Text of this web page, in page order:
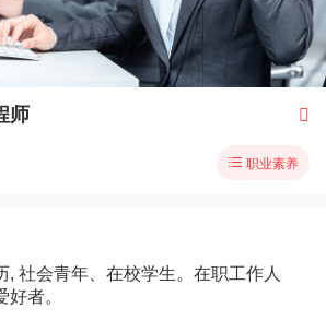
师 
 职业素养
, 社会青年、在校学生。在职工作人
者。